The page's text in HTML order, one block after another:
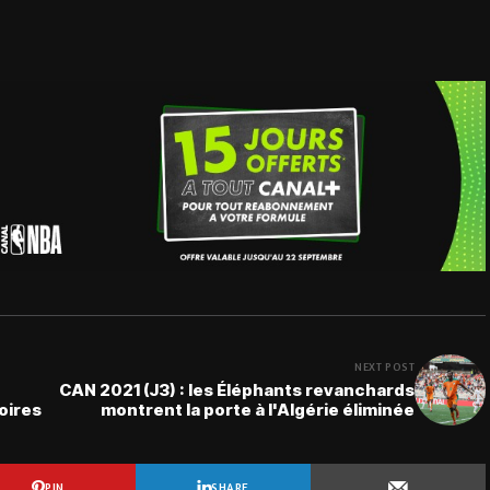
NEXT POST
CAN 2021 (J3) : les Éléphants revanchards
montrent la porte à l'Algérie éliminée